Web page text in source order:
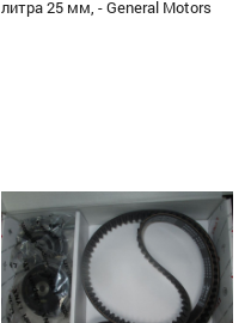
литра 25 мм, - General Motors